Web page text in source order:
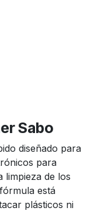
Sabo
diseñado para
para
limpieza de los
está
plásticos ni